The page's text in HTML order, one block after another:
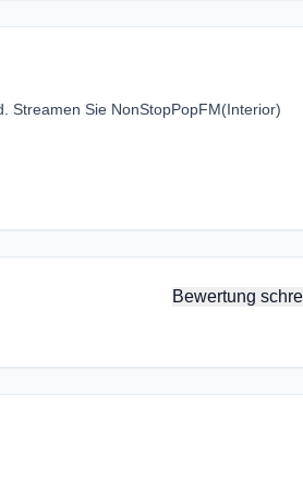
Streamen Sie NonStopPopFM(Interior)
Bewertung